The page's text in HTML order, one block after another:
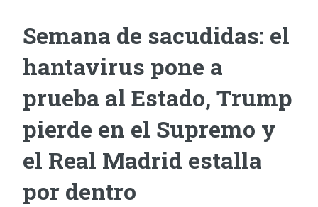
Semana de sacudidas: el
hantavirus pone a
prueba al Estado, Trump
pierde en el Supremo y
el Real Madrid estalla
por dentro